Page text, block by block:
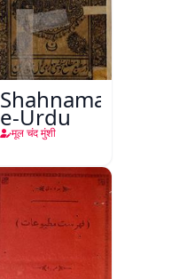
Shahnama-
e-Urdu
मूल चंद मुंशी